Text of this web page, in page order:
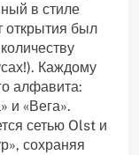
в стиле
открытия был
Каждому
алфавита:
и «Вега».
сетью Olst и
сохраняя